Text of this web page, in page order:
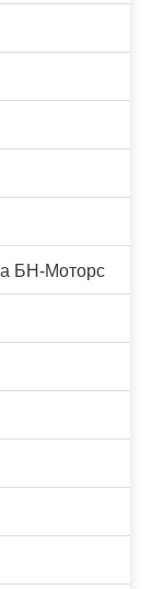
БН-Моторс